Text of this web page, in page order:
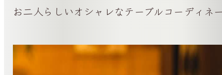
お二人らしいオシャレなテーブルコーディネ